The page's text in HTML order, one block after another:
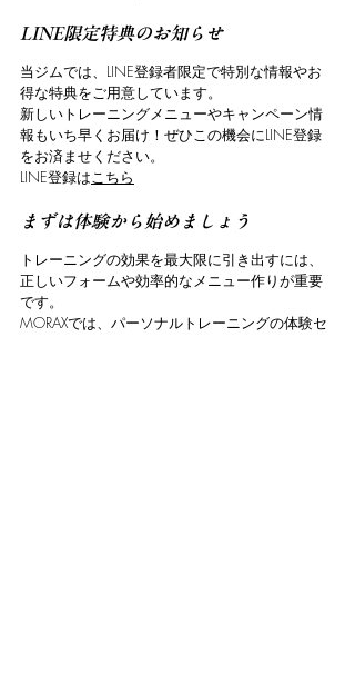
LINE限定特典のお知らせ
当ジムでは、LINE登録者限定で特別な情報やお
得な特典をご用意しています。
新しいトレーニングメニューやキャンペーン情
報もいち早くお届け！ぜひこの機会にLINE登録
をお済ませください。
LINE登録はこちら
まずは体験から始めましょう
トレーニングの効果を最大限に引き出すには、
正しいフォームや効率的なメニュー作りが重要
です。
MORAXでは、パーソナルトレーニングの体験セ